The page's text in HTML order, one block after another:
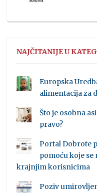
NAJČITANIJE U
Europska
alimentacija za
Što je osobna
pravo?
Portal Dobrote
pomoću koje
krajnjim korisnicima
Poziv